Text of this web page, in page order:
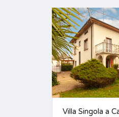
Villa Singola a